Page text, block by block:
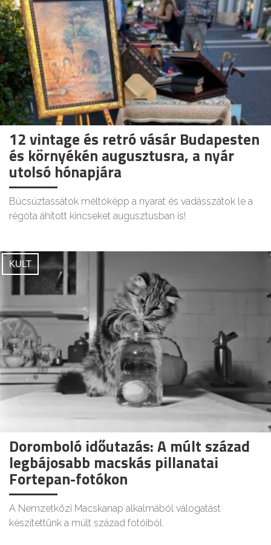
12 vintage és retró vásár Budapesten
és környékén augusztusra, a nyár
utolsó hónapjára
Búcsúztassátok méltóképp a nyarat és vadásszátok le a
régóta áhított kincseket augusztusban is!
KULT
Doromboló időutazás: A múlt század
legbájosabb macskás pillanatai
Fortepan-fotókon
A Nemzetközi Macskanap alkalmából válogatást
készítettünk a múlt század fotóiból.